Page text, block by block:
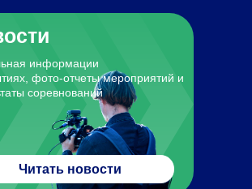
Читать новости
информации
фото-отчеты мероприятий и
соревнований